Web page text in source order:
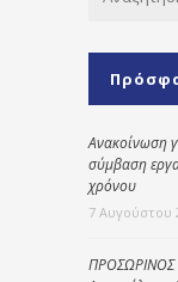
Ανακοίνωση
σύμβαση
χρόνου
7 Αυγούστου
ΠΡΟΣΩΡΙΝΟΣ